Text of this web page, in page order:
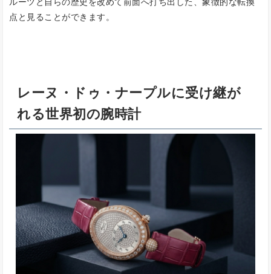
点と見ることができます。
レーヌ・ドゥ・ナープルに受け継が
れる世界初の腕時計